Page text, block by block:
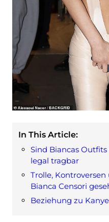
In This Article:
Sind Biancas
legal tragbar
Trolle,
Bianca Censori
Beziehung zu